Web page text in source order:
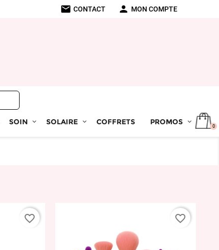
mail CONTACT person MON COMPTE
SOIN SOLAIRE COFFRETS PROMOS 0
favorite_border favorite_border